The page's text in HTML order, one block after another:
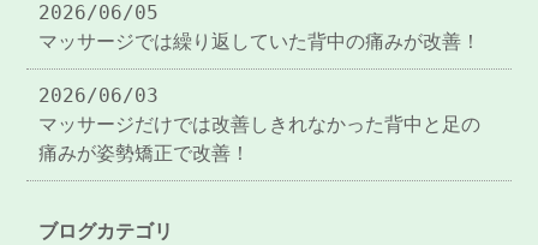
2026/06/05
マッサージでは繰り返していた背中の痛みが改善！
2026/06/03
マッサージだけでは改善しきれなかった背中と足の
痛みが姿勢矯正で改善！
ブログカテゴリ